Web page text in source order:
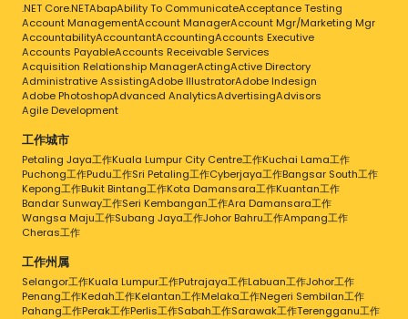
.NET Core.NETAbapAbility To CommunicateAcceptance Testing
Account ManagementAccount ManagerAccount Mgr/Marketing Mgr
AccountabilityAccountantAccountingAccounts Executive
Accounts PayableAccounts Receivable Services
Acquisition Relationship ManagerActingActive Directory
Administrative AssistingAdobe IllustratorAdobe Indesign
Adobe PhotoshopAdvanced AnalyticsAdvertisingAdvisors
Agile Development
工作城市
Petaling Jaya工作Kuala Lumpur City Centre工作Kuchai Lama工作
Puchong工作Pudu工作Sri Petaling工作Cyberjaya工作Bangsar South工作
Kepong工作Bukit Bintang工作Kota Damansara工作Kuantan工作
Bandar Sunway工作Seri Kembangan工作Ara Damansara工作
Wangsa Maju工作Subang Jaya工作Johor Bahru工作Ampang工作
Cheras工作
工作州属
Selangor工作Kuala Lumpur工作Putrajaya工作Labuan工作Johor工作
Penang工作Kedah工作Kelantan工作Melaka工作Negeri Sembilan工作
Pahang工作Perak工作Perlis工作Sabah工作Sarawak工作Terengganu工作